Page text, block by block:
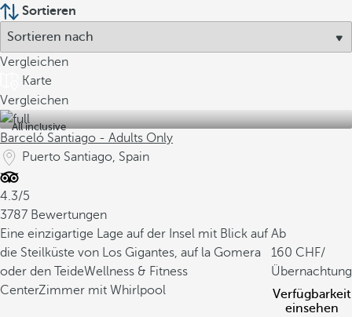
Sortieren
Vergleichen
Karte
Vergleichen
All inclusive
Barceló Santiago - Adults Only
Puerto Santiago, Spain
4.3/5
3787 Bewertungen
Eine einzigartige Lage auf der Insel mit Blick auf
die Steilküste von Los Gigantes, auf la Gomera
oder den TeideWellness & Fitness
CenterZimmer mit Whirlpool
Ab
160
/
Übernachtung
Verfügbarkeit
einsehen